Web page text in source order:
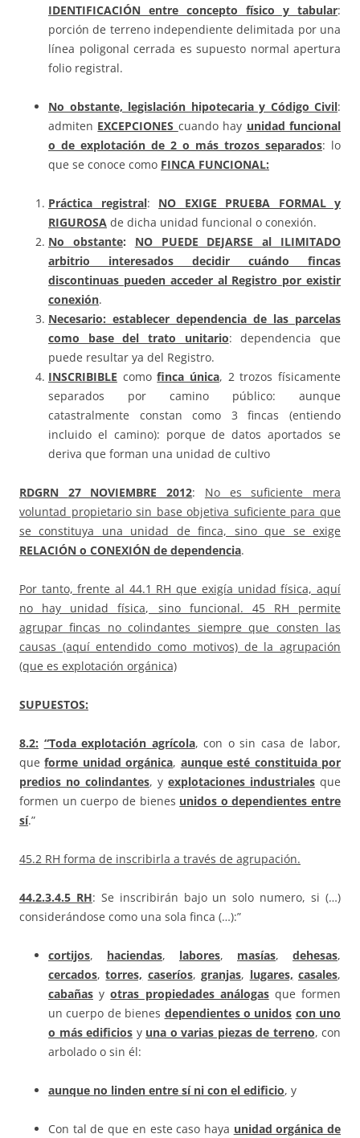
IDENTIFICACIÓN entre concepto físico y tabular:
porción de terreno independiente delimitada por una
línea poligonal cerrada es supuesto normal apertura
folio registral.
No obstante, legislación hipotecaria y Código Civil:
admiten EXCEPCIONES cuando hay unidad funcional
o de explotación de 2 o más trozos separados: lo
que se conoce como FINCA FUNCIONAL:
Práctica registral: NO EXIGE PRUEBA FORMAL y
RIGUROSA de dicha unidad funcional o conexión.
No obstante: NO PUEDE DEJARSE al ILIMITADO
arbitrio interesados decidir cuándo fincas
discontinuas pueden acceder al Registro por existir
conexión.
Necesario: establecer dependencia de las parcelas
como base del trato unitario: dependencia que
puede resultar ya del Registro.
INSCRIBIBLE comofinca única, 2 trozos físicamente
separados por camino público: aunque
catastralmente constan como 3 fincas (entiendo
incluido el camino): porque de datos aportados se
deriva que forman una unidad de cultivo
RDGRN 27 NOVIEMBRE 2012: No es suficiente mera
voluntad propietario sin base objetiva suficiente para que
se constituya una unidad de finca, sino que se exige
RELACIÓN o CONEXIÓN de dependencia.
Por tanto, frente al 44.1 RH que exigía unidad física, aquí
no hay unidad física, sino funcional. 45 RH permite
agrupar fincas no colindantes siempre que consten las
causas (aquí entendido como motivos) de la agrupación
(que es explotación orgánica)
SUPUESTOS:
8.2: “Toda explotación agrícola, con o sin casa de labor,
queforme unidad orgánica, aunque esté constituida por
predios no colindantes, y explotaciones industriales que
formen un cuerpo de bienes unidos o dependientes entre
sí.”
45.2 RH forma de inscribirla a través de agrupación.
44.2.3.4.5 RH: Se inscribirán bajo un solo numero, si (…)
considerándose como una sola finca (…):”
cortijos, haciendas, labores, masías, dehesas,
cercados,torres, caseríos,granjas, lugares, casales,
cabañas yotras propiedades análogasque formen
un cuerpo de bienes dependientes o unidos con uno
o más edificios y una o varias piezas de terreno, con
arbolado o sin él:
aunque no linden entre sí ni con el edificio, y
Con tal de que en este caso haya unidad orgánica de